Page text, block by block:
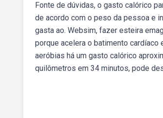
Fonte de dúvidas, o gasto calórico
de acordo com o peso da pessoa e
gasta ao. Websim, fazer esteira
porque acelera o batimento cardíaco
aeróbias há um gasto calórico
quilômetros em 34 minutos, pode